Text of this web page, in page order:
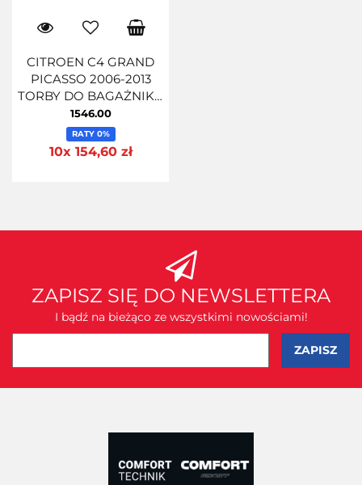
CITROEN C4 GRAND
PICASSO 2006-2013
TORBY DO BAGAŻNIKA
5 SZT
1546.00
RATY 0%
10x 154,60 zł
ZAPISZ SIĘ DO NEWSLETTERA
I bądź na bieżąco ze wszystkimi nowościami!